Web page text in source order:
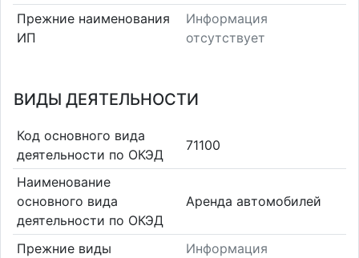
Прежние наименования
ИП
Информация
отсутствует
ВИДЫ ДЕЯТЕЛЬНОСТИ
Код основного вида
деятельности по ОКЭД
71100
Наименование
основного вида
деятельности по ОКЭД
Аренда автомобилей
Прежние виды
Информация